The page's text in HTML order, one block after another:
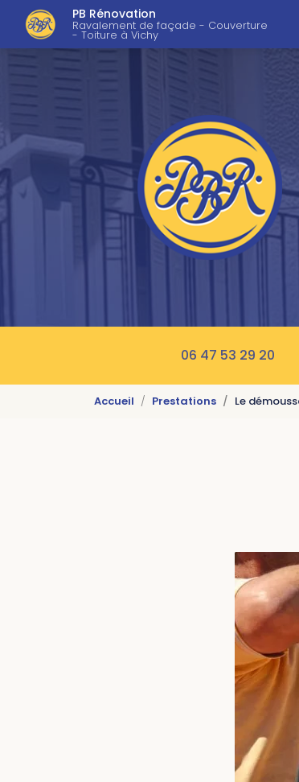
contenu
PB Rénovation
Ravalement de façade - Couverture
- Toiture à Vichy
06 47 53 29 20
Accueil Prestations Le